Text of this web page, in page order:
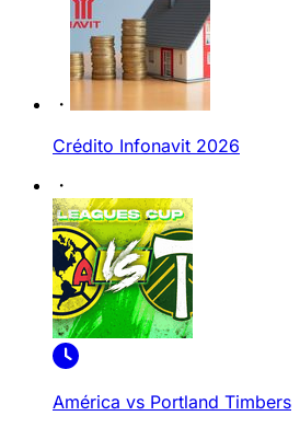
Crédito Infonavit 2026
América vs Portland Timbers